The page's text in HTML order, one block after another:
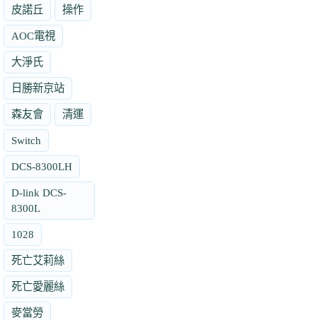
皮諾丘 操作
AOC電視
大淨氏
日勝新京站
森友會 清運
Switch
DCS-8300LH
D-link DCS-
8300L
1028
死亡艾莉絲
死亡愛麗絲
麥當勞